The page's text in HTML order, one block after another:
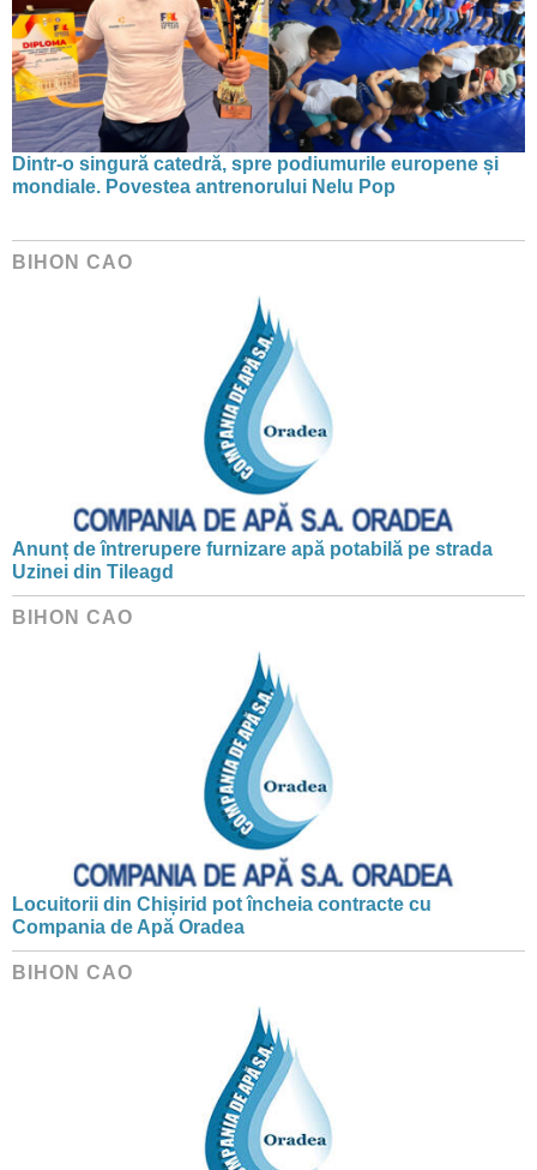
Dintr-o singură catedră, spre podiumurile europene și
mondiale. Povestea antrenorului Nelu Pop
BIHON CAO
Anunț de întrerupere furnizare apă potabilă pe strada
Uzinei din Tileagd
BIHON CAO
Locuitorii din Chișirid pot încheia contracte cu
Compania de Apă Oradea
BIHON CAO